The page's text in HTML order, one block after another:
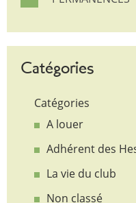
Catégories
Catégories
A louer
Adhérent des
La vie du club
Non classé